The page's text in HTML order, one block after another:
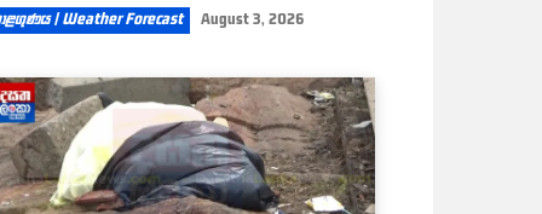
| Weather Forecast August 3, 2026